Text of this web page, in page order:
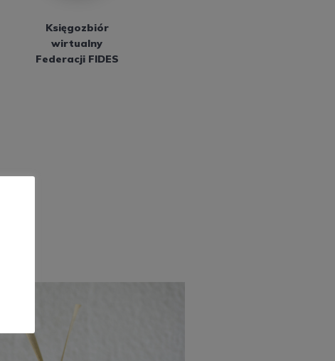
Księgozbiór
wirtualny
Federacji FIDES